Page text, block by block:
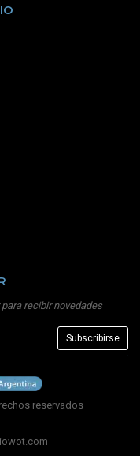
recibir novedades
reservados